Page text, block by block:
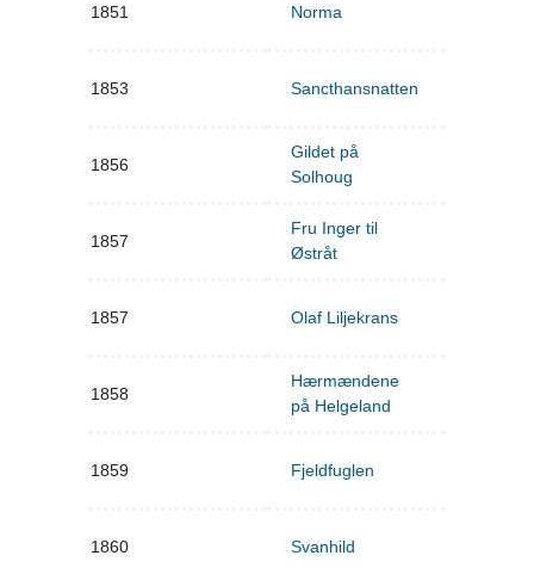
1851 Norma
1853 Sancthansnatten
1856
Gildet på
Solhoug
1857
Fru Inger til
Østråt
1857 Olaf Liljekrans
1858
Hærmændene
på Helgeland
1859 Fjeldfuglen
1860 Svanhild